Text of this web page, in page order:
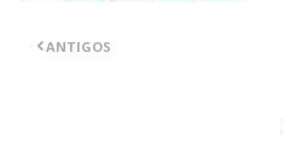
ANTIGOS